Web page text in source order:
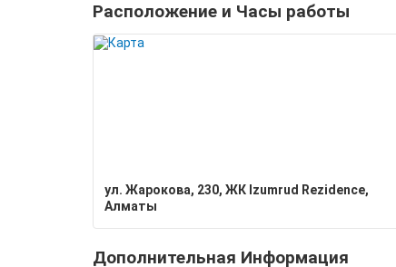
Расположение и Часы работы
ул. Жарокова, 230, ЖК Izumrud Rezidence,
Алматы
Дополнительная Информация